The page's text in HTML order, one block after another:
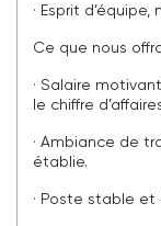
· Esprit
Ce que nous
· Salaire
le chiffre
· Ambiance de
établie.
· Poste stable